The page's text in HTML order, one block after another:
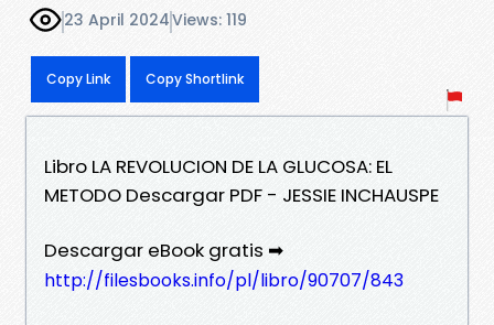
23 April 2024Views: 119
Copy Link Copy Shortlink
Libro LA REVOLUCION DE LA GLUCOSA: EL
METODO Descargar PDF - JESSIE INCHAUSPE
Descargar eBook gratis ➡
http://filesbooks.info/pl/libro/90707/843